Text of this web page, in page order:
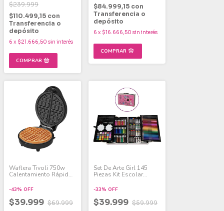
$239.999
$110.499,15 con
Transferencia o
depósito
6 x $21.666,50 sin interés
$84.999,15 con
Transferencia o
depósito
6 x $16.666,50 sin interés
Waflera Tivoli 750w
Calentamiento Rápido
-43% OFF
$39.999 $69.999
Set De Arte Girl 145
Piezas Kit Escolar
-33% OFF
$39.999 $59.999